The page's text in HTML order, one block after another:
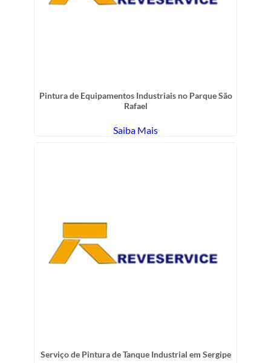
Pintura de Equipamentos Industriais no Parque São
Rafael
Saiba Mais
Serviço de Pintura de Tanque Industrial em Sergipe